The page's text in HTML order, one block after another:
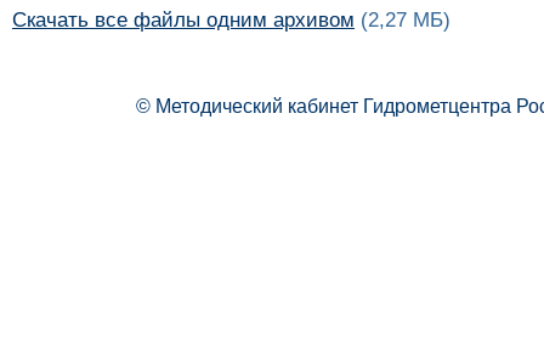
Скачать все файлы одним архивом (2,27 МБ)
© Методический кабинет Гидрометцентра